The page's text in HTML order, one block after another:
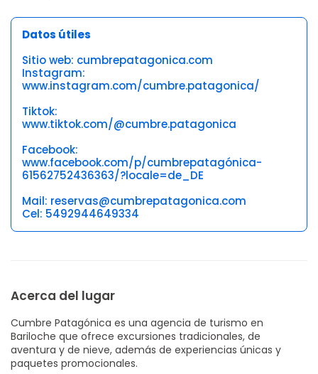
Datos útiles
Sitio web: cumbrepatagonica.com
Instagram:
www.instagram.com/cumbre.patagonica/
Tiktok:
www.tiktok.com/@cumbre.patagonica
Facebook:
www.facebook.com/p/cumbrepatagónica-
61562752436363/?locale=de_DE
Mail: reservas@cumbrepatagonica.com
Cel: 5492944649334
Acerca del lugar
Cumbre Patagónica es una agencia de turismo en
Bariloche que ofrece excursiones tradicionales, de
aventura y de nieve, además de experiencias únicas y
paquetes promocionales.